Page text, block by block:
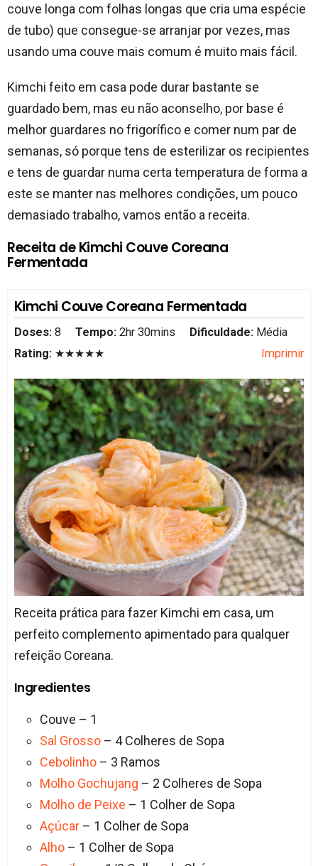
couve longa com folhas longas que cria uma espécie
de tubo) que consegue-se arranjar por vezes, mas
usando uma couve mais comum é muito mais fácil.
Kimchi feito em casa pode durar bastante se
guardado bem, mas eu não aconselho, por base é
melhor guardares no frigorífico e comer num par de
semanas, só porque tens de esterilizar os recipientes
e tens de guardar numa certa temperatura de forma a
este se manter nas melhores condições, um pouco
demasiado trabalho, vamos então a receita.
Receita de Kimchi Couve Coreana
Fermentada
Kimchi Couve Coreana Fermentada
Doses: 8 Tempo: 2hr 30mins Dificuldade: Média
Rating: ★★★★★ Imprimir
Receita prática para fazer Kimchi em casa, um
perfeito complemento apimentado para qualquer
refeição Coreana.
Ingredientes
Couve – 1
Sal Grosso– 4 Colheres de Sopa
Cebolinho– 3 Ramos
Molho Gochujang – 2 Colheres de Sopa
Molho de Peixe – 1 Colher de Sopa
Açúcar– 1 Colher de Sopa
Alho– 1 Colher de Sopa